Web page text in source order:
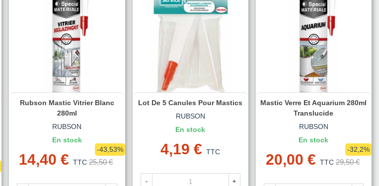
Rubson Mastic Vitrier Blanc
280ml
RUBSON
En stock
14,40 € TTC 25,50 €
-43,53%
Lot De 5 Canules Pour Mastics
RUBSON
En stock
4,19 € TTC
- +
Mastic Verre Et Aquarium 280ml
Translucide
RUBSON
En stock
20,00 € TTC 29,50 €
-32,2%